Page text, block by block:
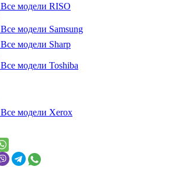
Все модели RISO
Все модели Samsung
Все модели Sharp
Все модели Toshiba
Все модели Xerox